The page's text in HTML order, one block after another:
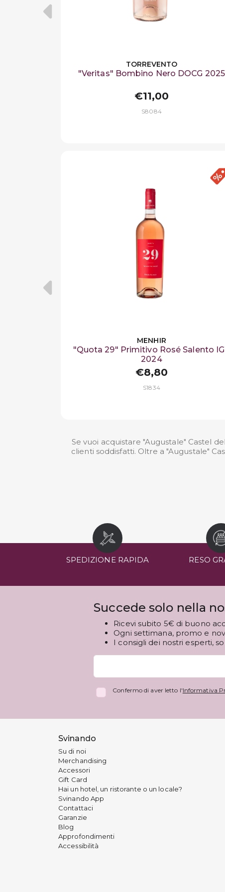
TORREVENTO
"Veritas" Bombino Nero DOCG 2025
€11,00
S8084
MENHIR
"Quota 29" Primitivo Rosé Salento
2024
€8,80
S1834
Se vuoi acquistare "Augustale" Castel
clienti soddisfatti. Oltre a "Augustale"
SPEDIZIONE RAPIDA RESO
Succede solo nella
Ricevi subito 5€ di buono
Ogni settimana, promo e
I consigli dei nostri esperti,
Confermo di aver letto l'Informativa
Svinando
Su di noi
Merchandising
Accessori
Gift Card
Hai un hotel, un ristorante o un locale?
Svinando App
Contattaci
Garanzie
Blog
Approfondimenti
Accessibilità